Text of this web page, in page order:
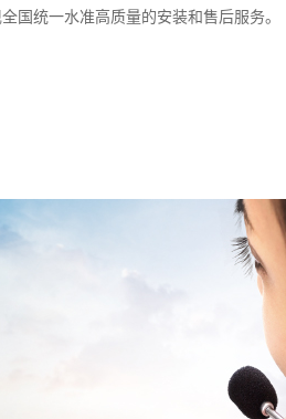
国统一水准高质量的安装和售后服务。